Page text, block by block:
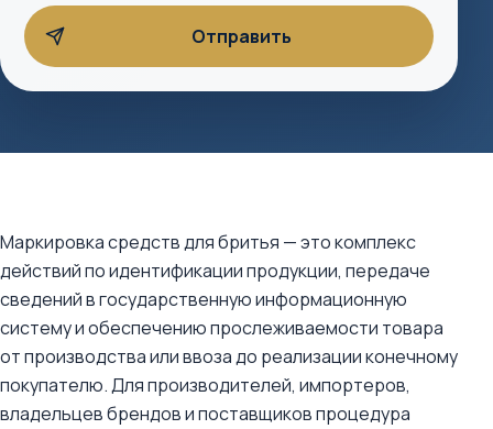
Маркировка средств для бритья — это комплекс
действий по идентификации продукции, передаче
сведений в государственную информационную
систему и обеспечению прослеживаемости товара
от производства или ввоза до реализации конечному
покупателю. Для производителей, импортеров,
владельцев брендов и поставщиков процедура